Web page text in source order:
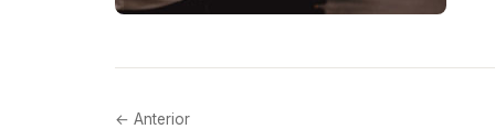
← Anterior